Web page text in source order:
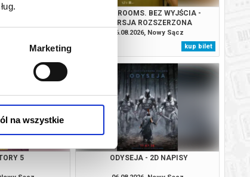
Marketing
na wszystkie
- DUBBING
kup bilet
BACKROOMS. BEZ WYJŚCIA -
WERSJA ROZSZERZONA
06.08.2026, Nowy Sącz
kup bilet
5 ODYSEJA - 2D NAPISY